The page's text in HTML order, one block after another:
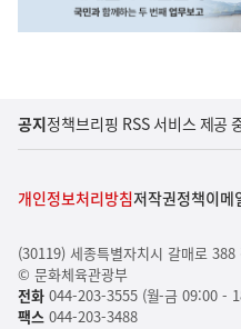
공지정책브리핑 RSS 서비스 제공
개인정보처리방침저작권정책이메
(30119) 세종특별자치시 갈매로 388
© 문화체육관광부
전화044-203-3555 (월-금 09:00 -
팩스044-203-3488